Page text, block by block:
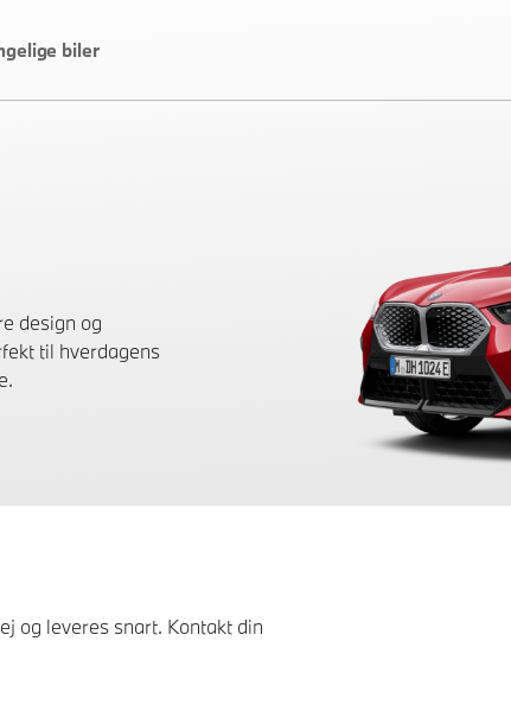
biler
design og
til hverdagens
og leveres snart. Kontakt din